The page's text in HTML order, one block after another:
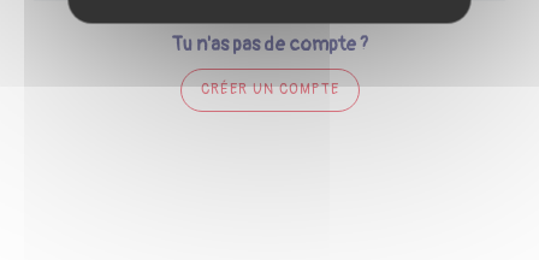
Tu n'as pas de compte ?
CRÉER UN COMPTE